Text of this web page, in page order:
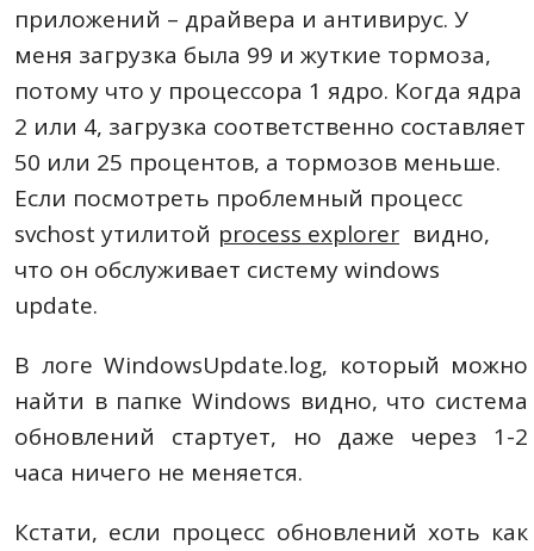
приложений – драйвера и антивирус. У
меня загрузка была 99 и жуткие тормоза,
потому что у процессора 1 ядро. Когда ядра
2 или 4, загрузка соответственно составляет
50 или 25 процентов, а тормозов меньше.
Если посмотреть проблемный процесс
svchost утилитой process explorer видно,
что он обслуживает систему windows
update.
В логе WindowsUpdate.log, который можно
найти в папке Windows видно, что система
обновлений стартует, но даже через 1-2
часа ничего не меняется.
Кстати, если процесс обновлений хоть как